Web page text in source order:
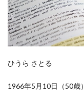
ひうら さとる
1966年5月10日（50歳）